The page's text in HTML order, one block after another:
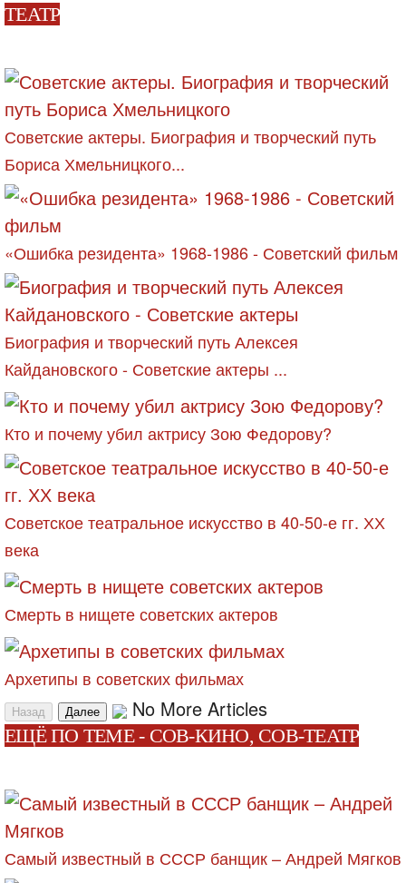
ТЕАТР
Советские актеры. Биография и творческий путь
Бориса Хмельницкого...
«Ошибка резидента» 1968-1986 - Советский фильм
Биография и творческий путь Алексея
Кайдановского - Советские актеры ...
Кто и почему убил актрису Зою Федорову?
Советское театральное искусство в 40-50-е гг. ХХ
века
Смерть в нищете советских актеров
Архетипы в советских фильмах
Назад Далее No More Articles
ЕЩЁ ПО ТЕМЕ - СОВ-КИНО, СОВ-ТЕАТР
Самый известный в СССР банщик – Андрей Мягков